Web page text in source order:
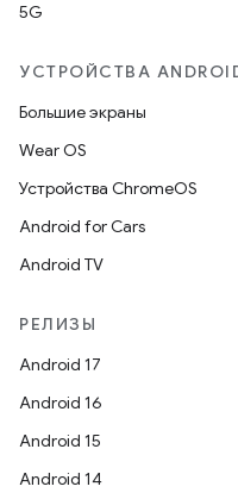
5G
УСТРОЙСТВА
Большие экраны
Wear OS
Устройства ChromeOS
Android for Cars
Android TV
РЕЛИЗЫ
Android 17
Android 16
Android 15
Android 14